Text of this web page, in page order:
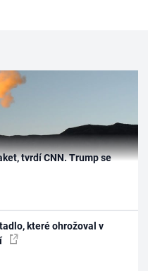
tvrdí CNN. Trump se
které ohrožoval v